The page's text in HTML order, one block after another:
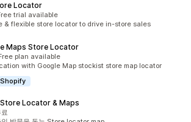
Locator
trial available
& flexible store locator to drive in-store sales
Maps Store Locator
plan available
with Google Map stockist store map locator
Locator & Maps